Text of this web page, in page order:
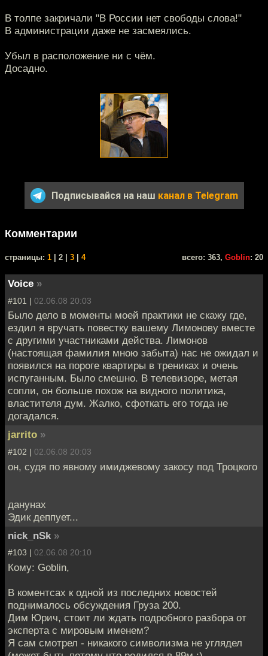
В толпе закричали "В России нет свободы слова!"
В администрации даже не засмеялись.
Убыл в расположение ни с чём.
Досадно.
Подписывайся на наш канал в Telegram
Комментарии
cтраницы: 1 | 2 | 3 4 всего: 363, Goblin: 20
Voice »
#101 | 02.06.08 20:03
Было дело в моменты моей практики не скажу где,
ездил я вручать повестку вашему Лимонову вместе
с другими участниками действа. Лимонов
(настоящая фамилия мною забыта) нас не ожидал и
появился на пороге квартиры в трениках и очень
испуганным. Было смешно. В телевизоре, метая
сопли, он больше похож на видного политика,
властителя дум. Жалко, сфоткать его тогда не
догадался.
jarrito »
#102 | 02.06.08 20:03
он, судя по явному имиджевому закосу под Троцкого
данунах
Эдик деппует...
nick_nSk »
#103 | 02.06.08 20:10
Кому: Goblin,
В коментсах к одной из последних новостей
поднималось обсуждения Груза 200.
Дим Юрич, стоит ли ждать подробного разбора от
эксперта с мировым именем?
Я сам смотрел - никакого символизма не углядел